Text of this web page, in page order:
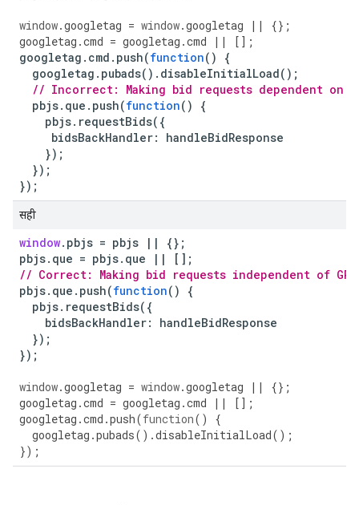
window.googletag = window.googletag ||
{};
googletag .cmd = googletag .cmd ||
[];
googletag . cmd . push(function()
{
googletag . pubads(). disableInitialLoad();
// Incorrect: Making bid requests dependent on
pbjs. que . push(function()
{
pbjs. requestBids({
bidsBackHandler:
handleBidResponse
});
});
});
सही
window. pbjs = pbjs ||
{};
pbjs. que = pbjs. que ||
[];
// Correct: Making bid requests independent of
pbjs. que . push(function()
{
pbjs. requestBids({
bidsBackHandler:
handleBidResponse
});
});
window.googletag = window.googletag ||
{};
googletag .cmd = googletag .cmd ||
[];
googletag .cmd .push(function()
{
googletag .pubads().disableInitialLoad();
});